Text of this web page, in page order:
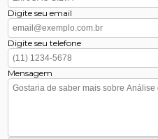
Digite seu email
Digite seu telefone
Mensagem